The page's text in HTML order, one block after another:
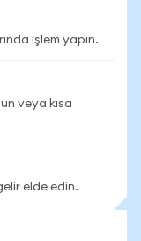
işlem yapın.
veya kısa
elde edin.